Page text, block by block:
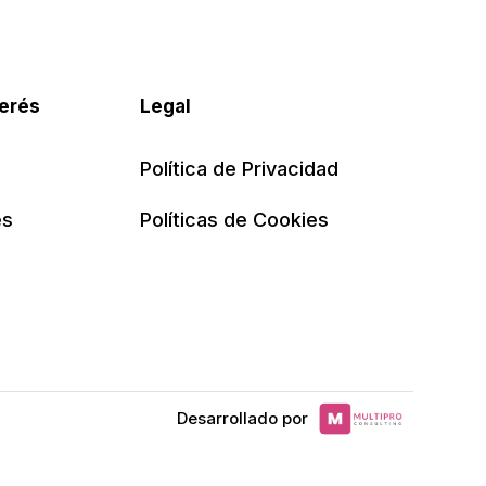
Legal
Política de Privacidad
Políticas de Cookies
Desarrollado por